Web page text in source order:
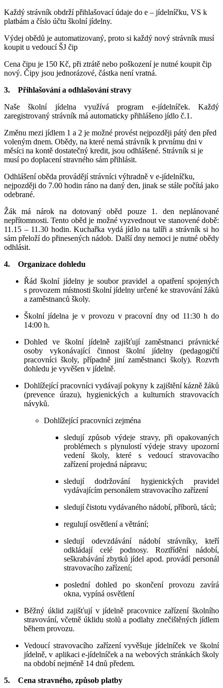
Každý strávník obdrží přihlašovací údaje do e – jídelníčku, VS k
platbám a číslo účtu školní jídelny.
Výdej obědů je automatizovaný, proto si každý nový strávník musí
koupit u vedoucí ŠJ čip
Cena čipu je 150 Kč, při ztrátě nebo poškození je nutné koupit čip
nový. Čipy jsou jednorázové, částka není vratná.
3. Přihlašování a odhlašování stravy
Naše školní jídelna využívá program e-jídelníček. Každý
zaregistrovaný strávník má automaticky přihlášeno jídlo č.1.
Změnu mezi jídlem 1 a 2 je možné provést nejpozději pátý den před
voleným dnem. Obědy, na které nemá strávník k prvnímu dni v
měsíci na kontě dostatečný kredit, jsou odhlášené. Strávník si je
musí po doplacení stravného sám přihlásit.
Odhlášení oběda provádějí strávníci výhradně v e-jídelníčku,
nejpozději do 7.00 hodin ráno na daný den, jinak se stále počítá jako
odebrané.
Žák má nárok na dotovaný oběd pouze 1. den neplánované
nepřítomnosti. Tento oběd je možné vyzvednout ve stanovené době:
11.15 – 11.30 hodin. Kuchařka vydá jídlo na talíři a strávník si ho
sám přeloží do přinesených nádob. Další dny nemoci je nutné obědy
odhlásit.
4. Organizace dohledu
Řád školní jídelny je soubor pravidel a opatření spojených
s provozem místnosti školní jídelny určené ke stravování žáků
a zaměstnanců školy.
Školní jídelna je v provozu v pracovní dny od 11:30 h do
14:00 h.
Dohled ve školní jídelně zajišťují zaměstnanci právnické
osoby vykonávající činnost školní jídelny (pedagogičtí
pracovníci školy, případně jiní zaměstnanci školy). Rozvrh
dohledu je vyvěšen v jídelně.
Dohlížející pracovníci vydávají pokyny k zajištění kázně žáků
(prevence úrazu), hygienických a kulturních stravovacích
návyků.
Dohlížející pracovníci zejména
sledují způsob výdeje stravy, při opakovaných
problémech s plynulostí výdeje stravy upozorní
vedení školy, které s vedoucí stravovacího
zařízení projedná nápravu;
sledují dodržování hygienických pravidel
vydávajícím personálem stravovacího zařízení
sledují čistotu vydávaného nádobí, příborů, táců;
regulují osvětlení a větrání;
sledují odevzdávání nádobí strávníky, kteří
odkládají celé podnosy. Roztřídění nádobí,
seškrabávání zbytků jídel apod. provádí personál
stravovacího zařízení;
poslední dohled po skončení provozu zavírá
okna, vypíná osvětlení
Běžný úklid zajišťují v jídelně pracovnice zařízení školního
stravování, včetně úklidu stolů a podlahy znečištěných jídlem
během provozu.
Vedoucí stravovacího zařízení vyvěšuje jídelníček ve školní
jídelně, v aplikaci e-jídelníček a na webových stránkách školy
na období nejméně 14 dnů předem.
5. Cena stravného, způsob platby